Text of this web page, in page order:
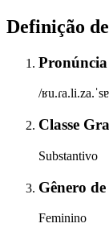
Definição de
Pronúncia
/
Classe
Substantivo
Gênero de
Feminino